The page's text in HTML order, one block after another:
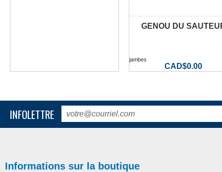
GENOU DU
jambes
CAD$0.00
PLUS D'INFORMATION
INFOLETTRE
Informations sur la boutique